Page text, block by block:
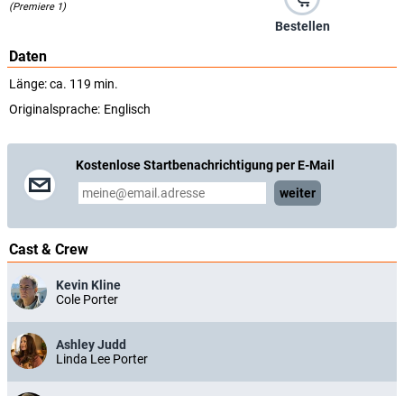
Bestellen
(Premiere 1)
Daten
Länge: ca. 119 min.
Originalsprache: Englisch
Kostenlose Startbenachrichtigung per E-Mail
weiter
Cast & Crew
Kevin Kline
Cole Porter
Ashley Judd
Linda Lee Porter